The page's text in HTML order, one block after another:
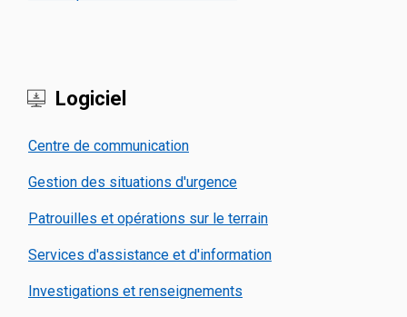
Logiciel
Centre de communication
Gestion des situations d'urgence
Patrouilles et opérations sur le terrain
Services d'assistance et d'information
Investigations et renseignements